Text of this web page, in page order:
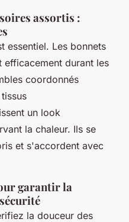
assortis :
essentiel. Les bonnets
efficacement durant les
coordonnés
un look
la chaleur. Ils se
et s'accordent avec
garantir la
la douceur des